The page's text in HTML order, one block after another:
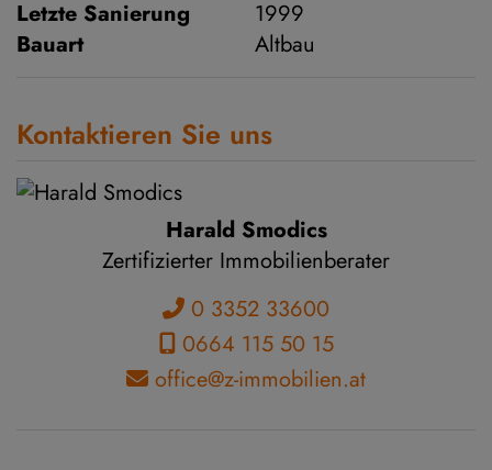
Letzte Sanierung
1999
Bauart
Altbau
Kontaktieren Sie uns
Harald Smodics
Zertifizierter Immobilienberater
0 3352 33600
0664 115 50 15
office@z-immobilien.at